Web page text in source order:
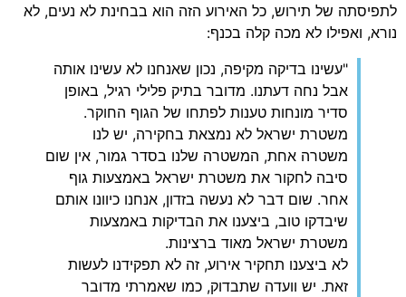
לתפיסתה של תירוש, כל האירוע הזה הוא בבחינת לא נעים, לא
נורא, ואפילו לא מכה קלה בכנף:
"עשינו בדיקה מקיפה, נכון שאנחנו לא עשינו אותה
אבל נחה דעתנו. מדובר בתיק פלילי רגיל, באופן
סדיר מונחות טענות לפתחו של הגוף החוקר.
משטרת ישראל לא נמצאת בחקירה, יש לנו
משטרה אחת, המשטרה שלנו בסדר גמור, אין שום
סיבה לחקור את משטרת ישראל באמצעות גוף
אחר. שום דבר לא נעשה בזדון, אנחנו כיוונו אותם
שיבדקו טוב, ביצענו את הבדיקות באמצעות
משטרת ישראל מאוד ברצינות.
לא ביצענו תחקיר אירוע, זה לא תפקידנו לעשות
זאת. יש וועדה שתבדוק, כמו שאמרתי מדובר